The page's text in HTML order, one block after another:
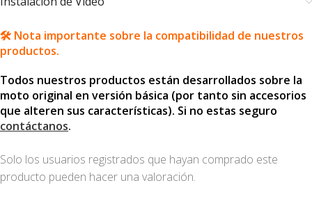
🛠️ Nota importante sobre la compatibilidad de nuestros
productos.
Todos nuestros productos están desarrollados sobre la
moto original en versión básica (por tanto sin accesorios
que alteren sus características). Si no estas seguro
contáctanos.
Solo los usuarios registrados que hayan comprado este
producto pueden hacer una valoración.